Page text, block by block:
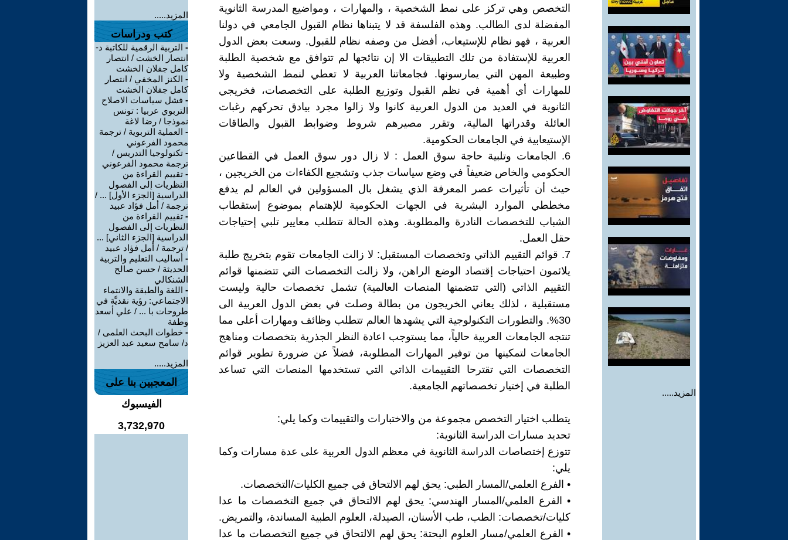
المزيد.....
التخصص وهي تركز على نمط الشخصية ، والمهارات ، ومواضيع المدرسة الثانوية
المفضلة لدى الطالب. وهذه الفلسفة قد لا يتبناها نظام القبول الجامعي في دولنا
العربية ، فهو نظام للإستيعاب، أفضل من وصفه نظام للقبول. وسعت بعض الدول
العربية للإستفادة من تلك التطبيقات الا إن نتائجها لم تتوافق مع شخصية الطلبة
وطبيعة المهن التي يمارسونها. فجامعاتنا العربية لا تعطي لنمط الشخصية ولا
للمهارات أي أهمية في نظم القبول وتوزيع الطلبة على التخصصات، فخريجي
الثانوية في العديد من الدول العربية كانوا ولا زالوا مجرد بيادق تحركهم رغبات
العائلة وقدراتها المالية، وتقرر مصيرهم شروط وضوابط القبول والطاقات
الإستيعابية في الجامعات الحكومية.
6. الجامعات وتلبية حاجة سوق العمل : لا زال دور سوق العمل في القطاعين
الحكومي والخاص ضعيفاً في وضع سياسات جذب وتشجيع الكفاءات من الخريجين ،
حيث أن تأثيرات عصر المعرفة الذي يشغل بال المسؤولين في العالم لم يدفع
مخططي الموارد البشرية في الجهات الحكومية للإهتمام بموضوع إستقطاب
الشباب للتخصصات النادرة والمطلوبة. وهذه الحالة تتطلب معايير تلبي إحتياجات
حقل العمل.
7. قوائم التقييم الذاتي وتخصصات المستقبل: لا زالت الجامعات تقوم بتخريج طلبة
يلائمون احتياجات إقتصاد الوضع الراهن، ولا زالت التخصصات التي تتضمنها قوائم
التقييم الذاتي (التي تتضمنها المنصات العالمية) تشمل تخصصات حالية وليست
مستقبلية ، لذلك يعاني الخريجون من بطالة وصلت في بعض الدول العربية الى
30%. والتطورات التكنولوجية التي يشهدها العالم تتطلب وظائف ومهارات أعلى مما
تنتجه الجامعات العربية حالياً، مما يستوجب اعادة النظر الجذرية بتخصصات ومناهج
الجامعات لتمكينها من توفير المهارات المطلوبة، فضلاً عن ضرورة تطوير قوائم
التخصصات التي تقترحا التقييمات الذاتي التي تستخدمها المنصات التي تساعد
الطلبة في إختيار تخصصاتهم الجامعية.
يتطلب اختيار التخصص مجموعة من والاختبارات والتقييمات وكما يلي:
تحديد مسارات الدراسة الثانوية:
تتوزع إختصاصات الدراسة الثانوية في معظم الدول العربية على عدة مسارات وكما
يلي:
• الفرع العلمي/المسار الطبي: يحق لهم الالتحاق في جميع الكليات/التخصصات.
• الفرع العلمي/المسار الهندسي: يحق لهم الالتحاق في جميع التخصصات ما عدا
كليات/تخصصات: الطب، طب الأسنان، الصيدلة، العلوم الطبية المساندة، والتمريض.
• الفرع العلمي/مسار العلوم البحتة: يحق لهم الالتحاق في جميع التخصصات ما عدا
المزيد.....
كتب ودراسات
- التربية الرقمية للكاتبة د-
انتصار الخشت / انتصار
كامل جفلان الخشت
- الكنز المخفي / انتصار
كامل جفلان الخشت
- فشل سياسات الاصلاح
التربوي عربيا : تونس
نموذجا / رضا لاغة
- العملية التربوية / ترجمة
محمود الفرعوني
- تكنولوجيا التدريس /
ترجمة محمود الفرعوني
- تقييم القراءة من
النظريات إلى الفصول
الدراسية [الجزء الأول] ... /
ترجمة / أمل فؤاد عبيد
- تقييم القراءة من
النظريات إلى الفصول
الدراسية [الجزء الثاني] ...
/ ترجمة / أمل فؤاد عبيد
- أساليب التعليم والتربية
الحديثة / حسن صالح
الشنكالي
- اللغة والطبقة والانتماء
الاجتماعي: رؤية نقديَّة في
طروحات با ... / علي أسعد
وطفة
- خطوات البحث العلمى /
د/ سامح سعيد عبد العزيز
المزيد.....
المعجبين بنا على
الفيسبوك
3,732,970